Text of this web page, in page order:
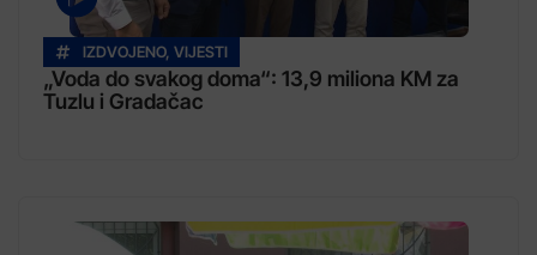
IZDVOJENO, VIJESTI
„Voda do svakog doma“: 13,9 miliona KM za
Tuzlu i Gradačac